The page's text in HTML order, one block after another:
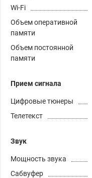
Wi-Fi
Объем оперативной
памяти
Объем постоянной
памяти
Прием сигнала
Цифровые тюнеры
Телетекст
Звук
Мощность звука
Сабвуфер